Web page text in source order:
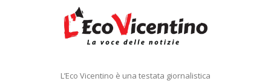
L’Eco Vicentino è una testata giornalistica